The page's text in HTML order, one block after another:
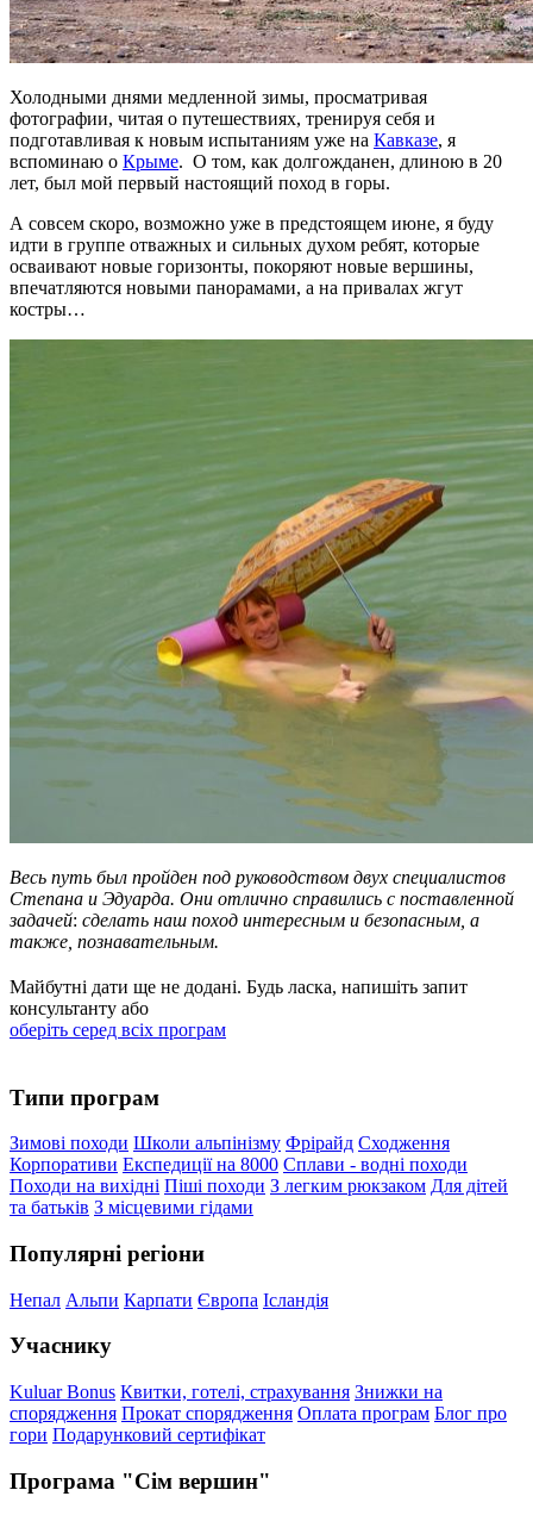
Холодными днями медленной зимы, просматривая
фотографии, читая о путешествиях, тренируя себя и
подготавливая к новым испытаниям уже на Кавказе, я
вспоминаю о Крыме. О том, как долгожданен, длиною в 20
лет, был мой первый настоящий поход в горы.
А совсем скоро, возможно уже в предстоящем июне, я буду
идти в группе отважных и сильных духом ребят, которые
осваивают новые горизонты, покоряют новые вершины,
впечатляются новыми панорамами, а на привалах жгут
костры…
Весь путь был пройден под руководством двух специалистов
Степана и Эдуарда. Они отлично справились с поставленной
задачей: сделать наш поход интересным и безопасным а
также познавательным.
Майбутні дати ще не додані. Будь ласка, напишіть запит
консультанту або
оберіть серед всіх програм
Типи програм
Зимові походи Школи альпінізму Фрірайд Сходження
Корпоративи Експедиції на 8000 Сплави - водні походи
Походи на вихідні Піші походи З легким рюкзаком Для дітей
та батьків З місцевими гідами
Популярні регіони
Непал Альпи Карпати Європа Ісландія
Учаснику
Kuluar Bonus Квитки, готелі, страхування Знижки на
спорядження Прокат спорядження Оплата програм Блог про
гори Подарунковий сертифікат
Програма "Сім вершин"